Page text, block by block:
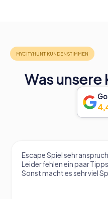
Was unsere
Escape Spiel sehr
Leider fehlen ein paar Tipps.
Sonst macht es sehr viel